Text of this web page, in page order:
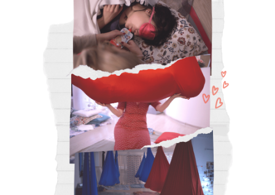
Перезагрузите страницу,
если фото не отображается